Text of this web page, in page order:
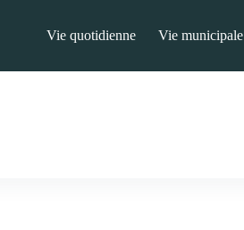
Vie quotidienne Vie municipale